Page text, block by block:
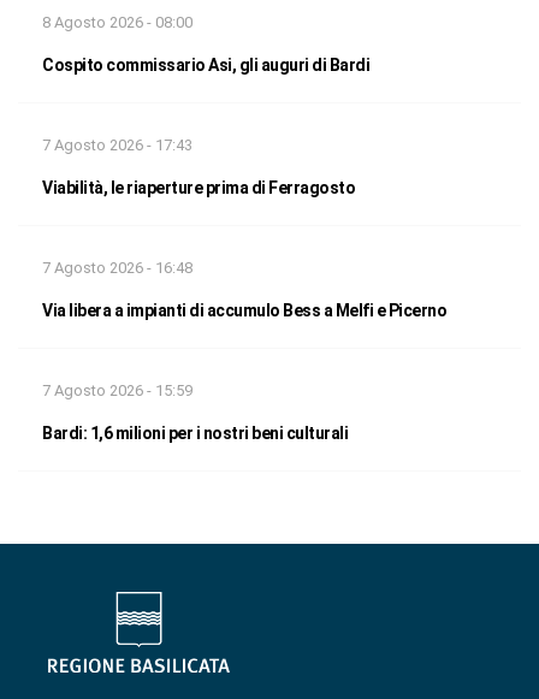
8 Agosto 2026 - 08:00
Cospito commissario Asi, gli auguri di Bardi
7 Agosto 2026 - 17:43
Viabilità, le riaperture prima di Ferragosto
7 Agosto 2026 - 16:48
Via libera a impianti di accumulo Bess a Melfi e Picerno
7 Agosto 2026 - 15:59
Bardi: 1,6 milioni per i nostri beni culturali